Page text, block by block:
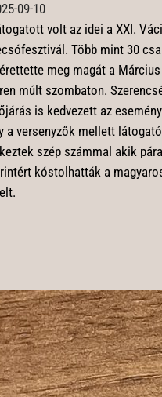
09-10
volt az idei a XXI. Váci
Több mint 30
meg magát a Március
múlt szombaton.
is kedvezett az
a versenyzők mellett
szép számmal akik
kóstolhatták a